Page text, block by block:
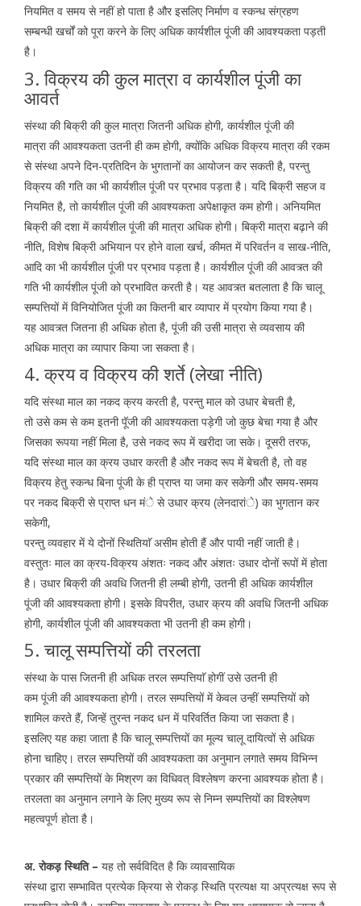
नियमित व समय से नहीं हो पाता है और इसलिए निर्माण व स्कन्ध संग्रहण
सम्बन्धी खर्चों को पूरा करने के लिए अधिक कार्यशील पूंजी की आवश्यकता पड़ती
है।
3. विक्रय की कुल मात्रा व कार्यशील पूंजी का
आवर्त
संस्था की बिक्री की कुल मात्रा जितनी अधिक होगी, कार्यशील पूंजी की
मात्रा की आवश्यकता उतनी ही कम होगी, क्योंकि अधिक विक्रय मात्रा की रकम
से संस्था अपने दिन-प्रतिदिन के भुगतानों का आयोजन कर सकती है, परन्तु
विक्रय की गति का भी कार्यशील पूंजी पर प्रभाव पड़ता है। यदि बिक्री सहज व
नियमित है, तो कार्यशील पूंजी की आवश्यकता अपेक्षाकृत कम होगी। अनियमित
बिक्री की दशा में कार्यशील पूंजी की मात्रा अधिक होगी। बिक्री मात्रा बढ़ाने की
नीति, विशेष बिक्री अभियान पर होने वाला खर्च, कीमत में परिवर्तन व साख-नीति,
आदि का भी कार्यशील पूंजी पर प्रभाव पड़ता है। कार्यशील पूंजी की आवत्र्त की
गति भी कार्यशील पूंजी को प्रभावित करती है। यह आवत्र्त बतलाता है कि चालू
सम्पत्तियों में विनियोजित पूंजी का कितनी बार व्यापार में प्रयोग किया गया है।
यह आवत्र्त जितना ही अधिक होता है, पूंजी की उसी मात्रा से व्यवसाय की
अधिक मात्रा का व्यापार किया जा सकता है।
4. क्रय व विक्रय की शर्ते (लेखा नीति)
यदि संस्था माल का नकद क्रय करती है, परन्तु माल को उधार बेचती है,
तो उसे कम से कम इतनी पॅूजी की आवश्यकता पड़ेगी जो कुछ बेचा गया है और
जिसका रूपया नहीं मिला है, उसे नकद रूप में खरीदा जा सके। दूसरी तरफ,
यदि संस्था माल का क्रय उधार करती है और नकद रूप में बेचती है, तो वह
विक्रय हेतु स्कन्ध बिना पूंजी के ही प्राप्त या जमा कर सकेगी और समय-समय
पर नकद बिक्री से प्राप्त धन मंे से उधार क्रय (लेनदारांे) का भुगतान कर
सकेगी,
परन्तु व्यवहार में ये दोनों स्थितियाॅ असीम होती हैं और पायी नहीं जाती है।
वस्तुतः माल का क्रय-विक्रय अंशतः नकद और अंशतः उधार दोनों रूपों में होता
है। उधार बिक्री की अवधि जितनी ही लम्बी होगी, उतनी ही अधिक कार्यशील
पूंजी की आवश्यकता होगी। इसके विपरीत, उधार क्रय की अवधि जितनी अधिक
होगी, कार्यशील पूंजी की आवश्यकता भी उतनी ही कम होगी।
5. चालू सम्पत्तियों की तरलता
संस्था के पास जितनी ही अधिक तरल सम्पत्तियाॅ होगीं उसे उतनी ही
कम पूंजी की आवश्यकता होगी। तरल सम्पत्तियों में केवल उन्हीं सम्पत्तियों को
शामिल करते हैं, जिन्हें तुरन्त नकद धन में परिवर्तित किया जा सकता है।
इसलिए यह कहा जाता है कि चालू सम्पत्तियों का मूल्य चालू दायित्वों से अधिक
होना चाहिए। तरल सम्पत्तियों की आवश्यकता का अनुमान लगाते समय विभिन्न
प्रकार की सम्पत्तियों के मिश्रण का विधिवत् विश्लेषण करना आवश्यक होता है।
तरलता का अनुमान लगाने के लिए मुख्य रूप से निम्न सम्पत्तियों का विश्लेषण
महत्वपूर्ण होता है।
अ. रोकड़ स्थिति – यह तो सर्वविदित है कि व्यावसायिक
संस्था द्वारा सम्भावित प्रत्येक क्रिया से रोकड़ स्थिति प्रत्यक्ष या अप्रत्यक्ष रूप से